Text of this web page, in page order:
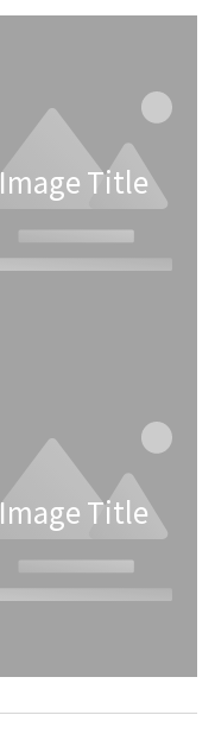
Image Title
Image Title